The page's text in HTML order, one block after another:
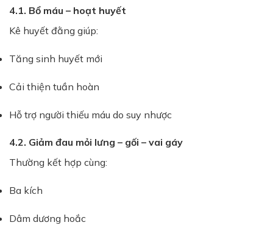
4.1. Bổ máu – hoạt huyết
Kê huyết đằng giúp:
Tăng sinh huyết mới
Cải thiện tuần hoàn
Hỗ trợ người thiếu máu do suy nhược
4.2. Giảm đau mỏi lưng – gối – vai gáy
Thường kết hợp cùng:
Ba kích
Dâm dương hoắc